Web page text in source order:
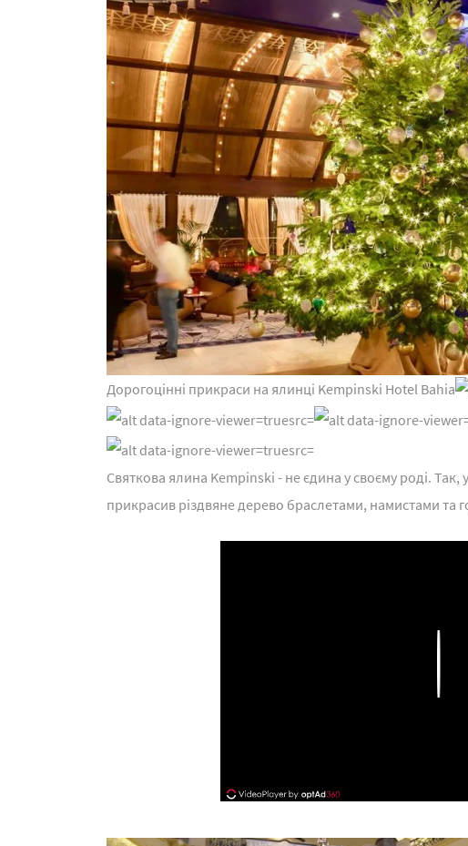
Дорогоцінні прикраси на ялинці Kempinski Hotel Bahia
Святкова ялина Kempinski - не єдина у своєму роді. Так,
прикрасив різдвяне дерево браслетами, намистами та